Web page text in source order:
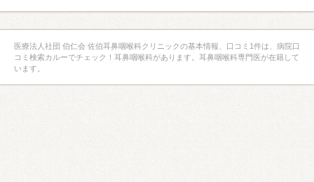
医療法人社団 伯仁会 佐伯耳鼻咽喉科クリニックの基本情報、口コミ1件は、病院口
コミ検索カルーでチェック！耳鼻咽喉科があります。耳鼻咽喉科専門医が在籍して
います。